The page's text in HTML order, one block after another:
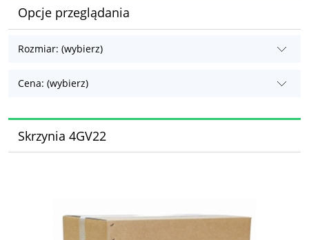
Opcje przeglądania
Rozmiar: (wybierz)
Cena: (wybierz)
Skrzynia 4GV22